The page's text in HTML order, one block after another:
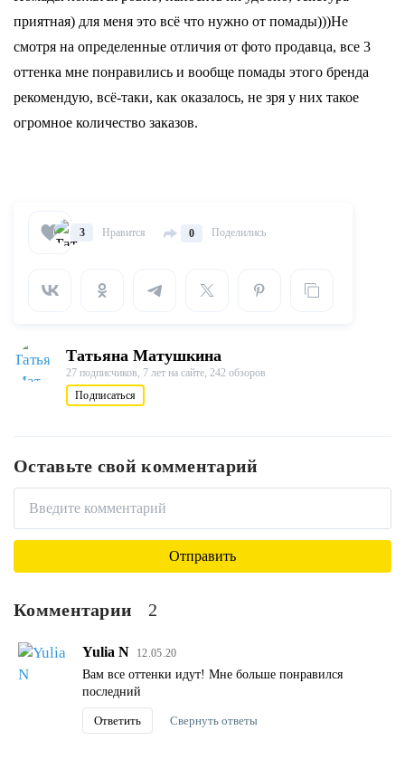
приятная) для меня это всё что нужно от помады)))Не
смотря на определенные отличия от фото продавца, все 3
оттенка мне понравились и вообще помады этого бренда
рекомендую, всё-таки, как оказалось, не зря у них такое
огромное количество заказов.
3 Нравится 0 Поделились
Татьяна Матушкина
27 подписчиков, 7 лет на сайте, 242 обзоров
Подписаться
Оставьте свой комментарий
Комментарии 2
Yulia N 12.05.20
Вам все оттенки идут! Мне больше понравился
последний
Ответить Свернуть ответы